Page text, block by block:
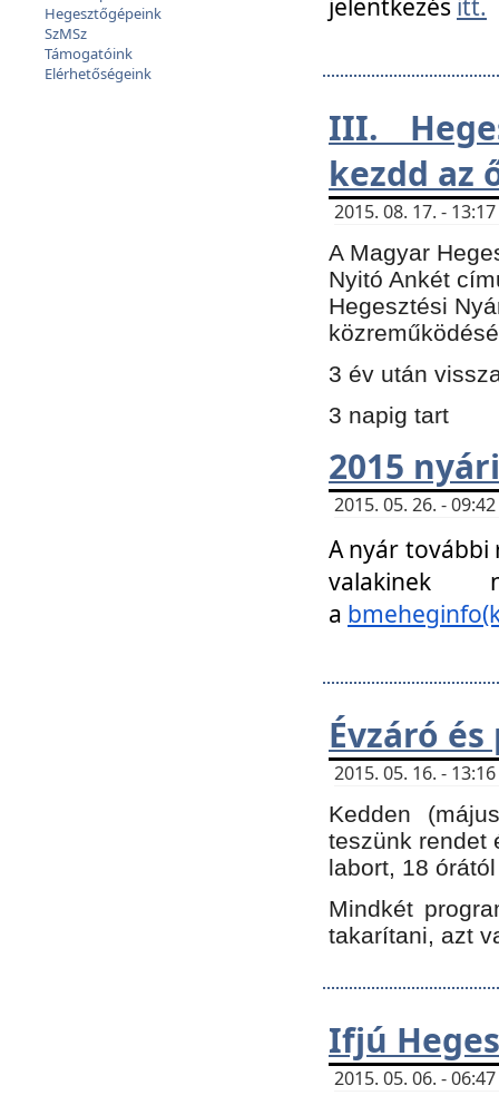
Hegesztőgépeink
SzMSz
Támogatóink
Elérhetőségeink
III.
kezdd az
2015. 08. 17. -
A Magyar
Nyitó Ankét
Hegesztési
3 év után
3 napig tart
2015
2015. 05. 26. -
A nyár további
a
Évzáró
2015. 05. 16. -
Kedden
teszünk rendet
labort, 18
Mindkét
takarítani, azt
Ifjú
2015. 05. 06. -